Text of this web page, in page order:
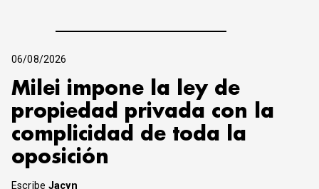
06/08/2026
Milei impone la ley de
propiedad privada con la
complicidad de toda la
oposición
EscribeJacyn